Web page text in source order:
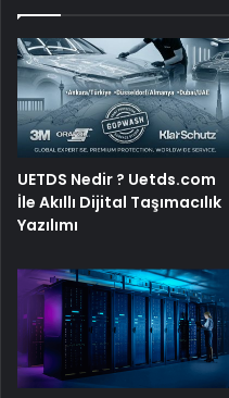
UETDS Nedir ? Uetds.com
İle Akıllı Dijital Taşımacılık
Yazılımı